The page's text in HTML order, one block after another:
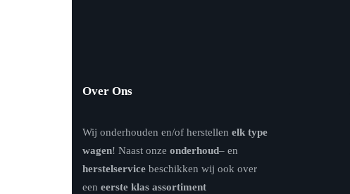
Over Ons
Wij onderhouden en/of herstellen elk type
wagen! Naast onze onderhoud– en
herstelservice beschikken wij ook over
een eerste klas assortiment